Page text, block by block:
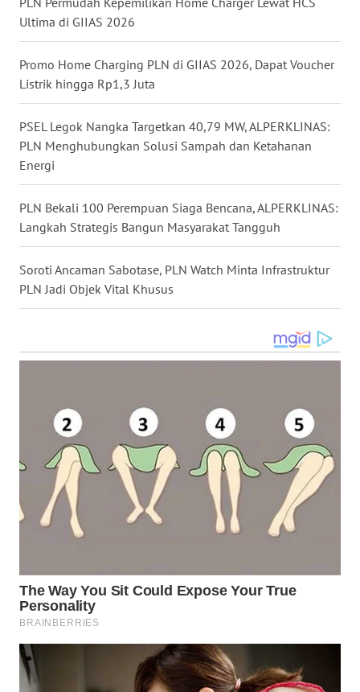
Ultima di GIIAS 2026
Promo Home Charging PLN di GIIAS 2026, Dapat Voucher
Listrik hingga Rp1,3 Juta
PSEL Legok Nangka Targetkan 40,79 MW, ALPERKLINAS:
PLN Menghubungkan Solusi Sampah dan Ketahanan
Energi
PLN Bekali 100 Perempuan Siaga Bencana, ALPERKLINAS:
Langkah Strategis Bangun Masyarakat Tangguh
Soroti Ancaman Sabotase, PLN Watch Minta Infrastruktur
PLN Jadi Objek Vital Khusus
WN
JATIM
WN
BALI
WN
KALBAR
KALTENG
KALTARA
WN
KALSEL
WN
KALTIM
WN
SULSEL
GORONTALO